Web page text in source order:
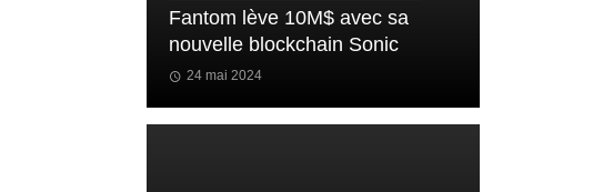
Fantom lève 10M$ avec sa
nouvelle blockchain Sonic
24 mai 2024